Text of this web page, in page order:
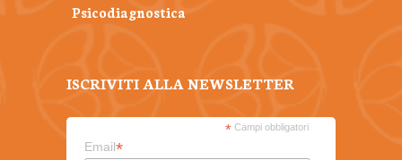
Psicodiagnostica
ISCRIVITI ALLA NEWSLETTER
*Campi obbligatori
Email*